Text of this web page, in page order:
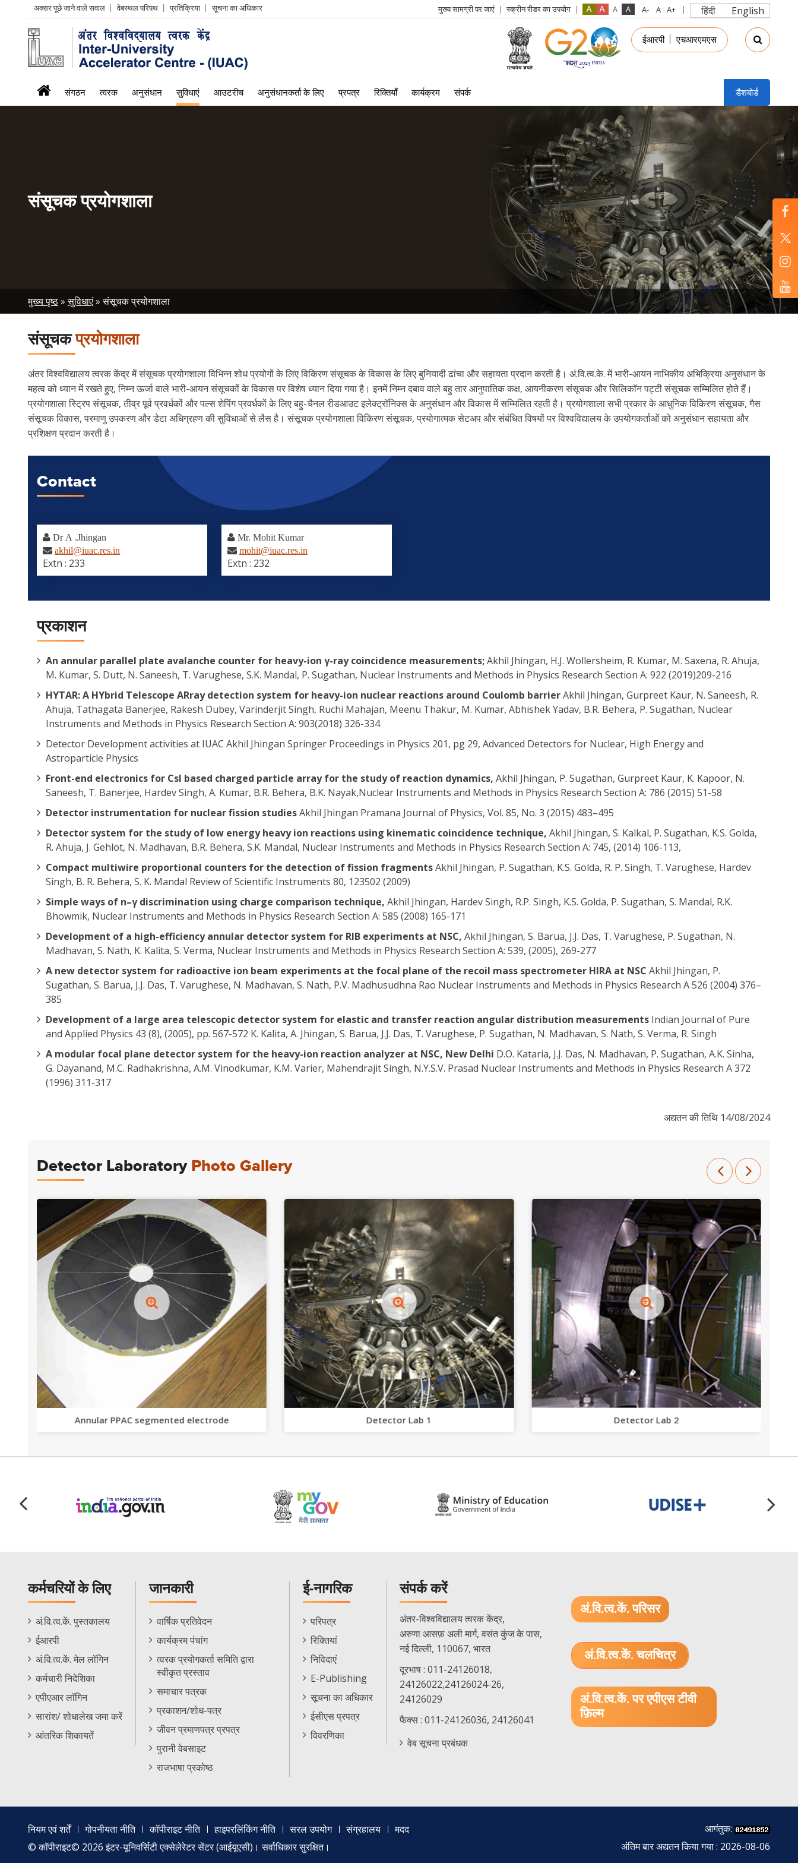
Header
Left
menu
अक्सर पूछे जाने वाले सवाल वेबस्थल परिपथ प्रतिक्रिया सूचना का अधिकार मुख्य सामग्री पर जाएं स्क्रीन रीडर का उपयोग हिंदी English
login
menu
ईआरपी एचआरएमएस
iuac
menu
संगठन त्वरक अनुसंधान सुविधाएं आउटरीच अनुसंधानकर्ता के लिए प्रपत्र रिक्तियाँ कार्यक्रम संपर्क डैशबोर्ड
संसूचक प्रयोगशाला
Breadcrumb
मुख्य पृष्ठ सुविधाएं संसूचक प्रयोगशाला
संसूचकप्रयोगशाला
अंतर विश्वविद्यालय त्वरक केंद्र में संसूचक प्रयोगशाला विभिन्न शोध प्रयोगों के लिए विकिरण संसूचक के विकास के लिए बुनियादी ढांचा और सहायता प्रदान करती है। अं.वि.त्व.के. में भारी-आयन नाभिकीय अभिक्रिया अनुसंधान के
महत्व को ध्यान में रखते हुए, निम्न ऊर्जा वाले भारी-आयन संसूचकों के विकास पर विशेष ध्यान दिया गया है। इनमें निम्न दबाव वाले बहु तार आनुपातिक कक्ष, आयनीकरण संसूचक और सिलिकॉन पट्टी संसूचक सम्मिलित होते हैं।
प्रयोगशाला स्ट्रिप संसूचक, तीव्र पूर्व प्रवर्धकों और पल्स शेपिंग प्रवर्धकों के लिए बहु-चैनल रीडआउट इलेक्ट्रॉनिक्स के अनुसंधान और विकास में सम्मिलित रहती है। प्रयोगशाला सभी प्रकार के आधुनिक विकिरण संसूचक, गैस
संसूचक विकास, परमाणु उपकरण और डेटा अधिग्रहण की सुविधाओं से लैस है। संसूचक प्रयोगशाला विकिरण संसूचक, प्रयोगात्मक सेटअप और संबंधित विषयों पर विश्वविद्यालय के उपयोगकर्ताओं को अनुसंधान सहायता और
प्रशिक्षण प्रदान करती है।
Contact
Dr A .Jhingan
akhil@iuac.res.in
Extn : 233
Mr. Mohit Kumar
mohit@iuac.res.in
Extn : 232
प्रकाशन
An annular parallel plate avalanche counter for heavy-ion γ-ray coincidence measurements;Akhil Jhingan, H.J. Wollersheim, R. Kumar, M. Saxena, R. Ahuja,
M. Kumar, S. Dutt, N. Saneesh, T. Varughese, S.K. Mandal, P. Sugathan, Nuclear Instruments and Methods in Physics Research Section A: 922 (2019)209-216
HYTAR: A HYbrid Telescope ARray detection system for heavy-ion nuclear reactions around Coulomb barrierAkhil Jhingan, Gurpreet Kaur, N. Saneesh, R.
Ahuja, Tathagata Banerjee, Rakesh Dubey, Varinderjit Singh, Ruchi Mahajan, Meenu Thakur, M. Kumar, Abhishek Yadav, B.R. Behera, P. Sugathan, Nuclear
Instruments and Methods in Physics Research Section A: 903(2018) 326-334
Detector Development activities at IUAC Akhil Jhingan Springer Proceedings in Physics 201, pg 29, Advanced Detectors for Nuclear, High Energy and
Astroparticle Physics
Front-end electronics for CsI based charged particle array for the study of reaction dynamics, Akhil Jhingan, P. Sugathan, Gurpreet Kaur, K. Kapoor, N.
Saneesh, T. Banerjee, Hardev Singh, A. Kumar, B.R. Behera, B.K. Nayak,Nuclear Instruments and Methods in Physics Research Section A: 786 (2015) 51-58
Detector instrumentation for nuclear fission studiesAkhil Jhingan Pramana Journal of Physics, Vol. 85, No. 3 (2015) 483–495
Detector system for the study of low energy heavy ion reactions using kinematic coincidence technique, Akhil Jhingan, S. Kalkal, P. Sugathan, K.S. Golda,
R. Ahuja, J. Gehlot, N. Madhavan, B.R. Behera, S.K. Mandal, Nuclear Instruments and Methods in Physics Research Section A: 745, (2014) 106-113,
Compact multiwire proportional counters for the detection of fission fragmentsAkhil Jhingan, P. Sugathan, K.S. Golda, R. P. Singh, T. Varughese, Hardev
Singh, B. R. Behera, S. K. Mandal Review of Scientific Instruments 80, 123502 (2009)
Simple ways of n–γ discrimination using charge comparison technique, Akhil Jhingan, Hardev Singh, R.P. Singh, K.S. Golda, P. Sugathan, S. Mandal, R.K.
Bhowmik, Nuclear Instruments and Methods in Physics Research Section A: 585 (2008) 165-171
Development of a high-efficiency annular detector system for RIB experiments at NSC, Akhil Jhingan, S. Barua, J.J. Das, T. Varughese, P. Sugathan, N.
Madhavan, S. Nath, K. Kalita, S. Verma, Nuclear Instruments and Methods in Physics Research Section A: 539, (2005), 269-277
A new detector system for radioactive ion beam experiments at the focal plane of the recoil mass spectrometer HIRA at NSC Akhil Jhingan, P.
Sugathan, S. Barua, J.J. Das, T. Varughese, N. Madhavan, S. Nath, P.V. Madhusudhna Rao Nuclear Instruments and Methods in Physics Research A 526 (2004) 376–
385
Development of a large area telescopic detector system for elastic and transfer reaction angular distribution measurements Indian Journal of Pure
and Applied Physics 43 (8), (2005), pp. 567-572 K. Kalita, A. Jhingan, S. Barua, J.J. Das, T. Varughese, P. Sugathan, N. Madhavan, S. Nath, S. Verma, R. Singh
A modular focal plane detector system for the heavy-ion reaction analyzer at NSC, New Delhi D.O. Kataria, J.J. Das, N. Madhavan, P. Sugathan, A.K. Sinha,
G. Dayanand, M.C. Radhakrishna, A.M. Vinodkumar, K.M. Varier, Mahendrajit Singh, N.Y.S.V. Prasad Nuclear Instruments and Methods in Physics Research A 372
(1996) 311-317
अद्यतन की तिथि 14/08/2024
Detector Laboratory Photo Gallery
Annular PPAC segmented electrode Detector Lab 1 Detector Lab 2
कर्मचरियों के लिए
Staff
Footer
Menu
अं.वि.त्व.कें. पुस्तकालय
ईआरपी
अं.वि.त्व.कें. मेल लॉगिन
कर्मचारी निदेशिका
एपीएआर लॉगिन
सारांश/ शोधालेख जमा करें
आंतरिक शिकायतें
जानकारी
Informations
Menu
वार्षिक प्रतिवेदन
कार्यक्रम पंचांग
त्वरक प्रयोगकर्ता समिति द्वारा
स्वीकृत प्रस्ताव
समाचार पत्रक
प्रकाशन/शोध-पत्र
जीवन प्रमाणपत्र प्रपत्र
पुरानी वेबसाइट
राजभाषा प्रकोष्ठ
ई-नागरिक
E-
Citizen
Menu
परिपत्र
रिक्तियां
निविदाएं
E-Publishing
सूचना का अधिकार
ईसीएस प्रपत्र
विवरणिका
संपर्क करें
अंतर-विश्वविद्यालय त्वरक केंद्र,
अरुणा आसफ़ अली मार्ग, वसंत कुंज के पास,
नई दिल्ली, 110067, भारत
दूरभाष : 011-24126018,
24126022,24126024-26,
24126029
फैक्स : 011-24126036, 24126041
वेब सूचना प्रबंधक
अं.वि.त्व.कें. परिसर
अं.वि.त्व.कें. चलचित्र
अं.वि.त्व.कें. पर एपीएस टीवी
फ़िल्म
Footer
menu
नियम एवं शर्तें गोपनीयता नीति कॉपीराइट नीति हाइपरलिंकिंग नीति सरल उपयोग संग्रहालय मदद
आगंतुक:
अंतिम बार अद्यतन किया गया : 2026-08-06
© कॉपीराइट© 2026 इंटर-यूनिवर्सिटी एक्सेलेरेटर सेंटर (आईयूएसी)। सर्वाधिकार सुरक्षित।